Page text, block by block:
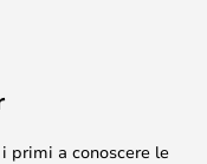
primi a conoscere le